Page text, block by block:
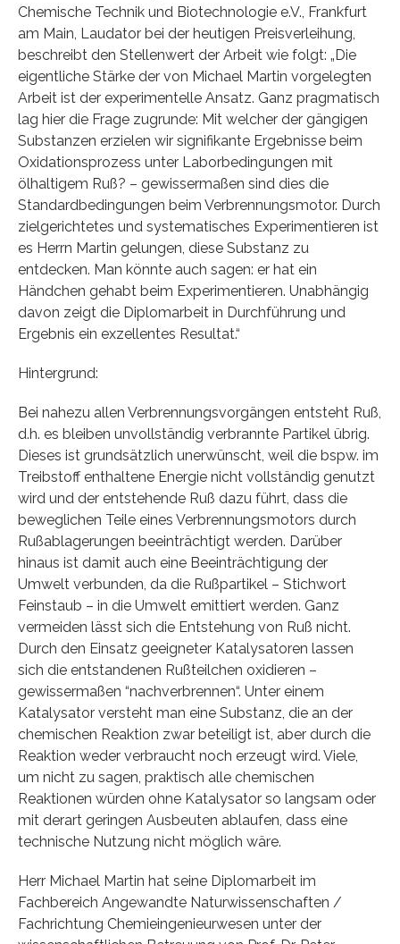
Chemische Technik und Biotechnologie e.V., Frankfurt
am Main, Laudator bei der heutigen Preisverleihung,
beschreibt den Stellenwert der Arbeit wie folgt: „Die
eigentliche Stärke der von Michael Martin vorgelegten
Arbeit ist der experimentelle Ansatz. Ganz pragmatisch
lag hier die Frage zugrunde: Mit welcher der gängigen
Substanzen erzielen wir signifikante Ergebnisse beim
Oxidationsprozess unter Laborbedingungen mit
ölhaltigem Ruß? – gewissermaßen sind dies die
Standardbedingungen beim Verbrennungsmotor. Durch
zielgerichtetes und systematisches Experimentieren ist
es Herrn Martin gelungen, diese Substanz zu
entdecken. Man könnte auch sagen: er hat ein
Händchen gehabt beim Experimentieren. Unabhängig
davon zeigt die Diplomarbeit in Durchführung und
Ergebnis ein exzellentes Resultat.“
Hintergrund:
Bei nahezu allen Verbrennungsvorgängen entsteht Ruß,
d.h. es bleiben unvollständig verbrannte Partikel übrig.
Dieses ist grundsätzlich unerwünscht, weil die bspw. im
Treibstoff enthaltene Energie nicht vollständig genutzt
wird und der entstehende Ruß dazu führt, dass die
beweglichen Teile eines Verbrennungsmotors durch
Rußablagerungen beeinträchtigt werden. Darüber
hinaus ist damit auch eine Beeinträchtigung der
Umwelt verbunden, da die Rußpartikel – Stichwort
Feinstaub – in die Umwelt emittiert werden. Ganz
vermeiden lässt sich die Entstehung von Ruß nicht.
Durch den Einsatz geeigneter Katalysatoren lassen
sich die entstandenen Rußteilchen oxidieren –
gewissermaßen “nachverbrennen“. Unter einem
Katalysator versteht man eine Substanz, die an der
chemischen Reaktion zwar beteiligt ist, aber durch die
Reaktion weder verbraucht noch erzeugt wird. Viele,
um nicht zu sagen, praktisch alle chemischen
Reaktionen würden ohne Katalysator so langsam oder
mit derart geringen Ausbeuten ablaufen, dass eine
technische Nutzung nicht möglich wäre.
Herr Michael Martin hat seine Diplomarbeit im
Fachbereich Angewandte Naturwissenschaften /
Fachrichtung Chemieingenieurwesen unter der